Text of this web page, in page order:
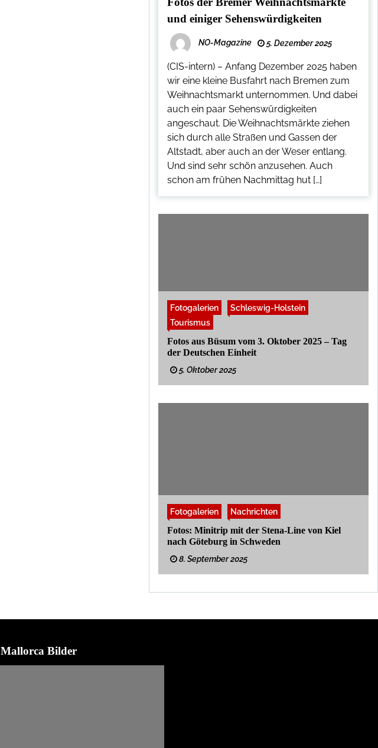
und einiger Sehenswürdigkeiten
NO-Magazine 5. Dezember 2025
(CIS-intern) – Anfang Dezember 2025 haben
wir eine kleine Busfahrt nach Bremen zum
Weihnachtsmarkt unternommen. Und dabei
auch ein paar Sehenswürdigkeiten
angeschaut. Die Weihnachtsmärkte ziehen
sich durch alle Straßen und Gassen der
Altstadt, aber auch an der Weser entlang.
Und sind sehr schön anzusehen. Auch
schon am frühen Nachmittag hut […]
Fotogalerien
Schleswig-Holstein
Tourismus
Fotos aus Büsum vom 3. Oktober 2025 – Tag
der Deutschen Einheit
5. Oktober 2025
Fotogalerien
Nachrichten
Fotos: Minitrip mit der Stena-Line von Kiel
nach Göteburg in Schweden
8. September 2025
Mallorca Bilder